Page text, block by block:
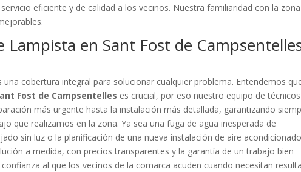
eficiente y de calidad a los vecinos. Nuestra familiaridad con la
Lampista en Sant Fost de
cobertura integral para solucionar cualquier problema. Entendemos
Fost de Campsentelles es crucial, por eso nuestro equipo de técnicos
más urgente hasta la instalación más detallada, garantizando
que realizamos en la zona. Ya sea una fuga de agua inesperada de
sin luz o la planificación de una nueva instalación de aire
a medida, con precios transparentes y la garantía de un trabajo bien
al que los vecinos de la comarca acuden cuando necesitan